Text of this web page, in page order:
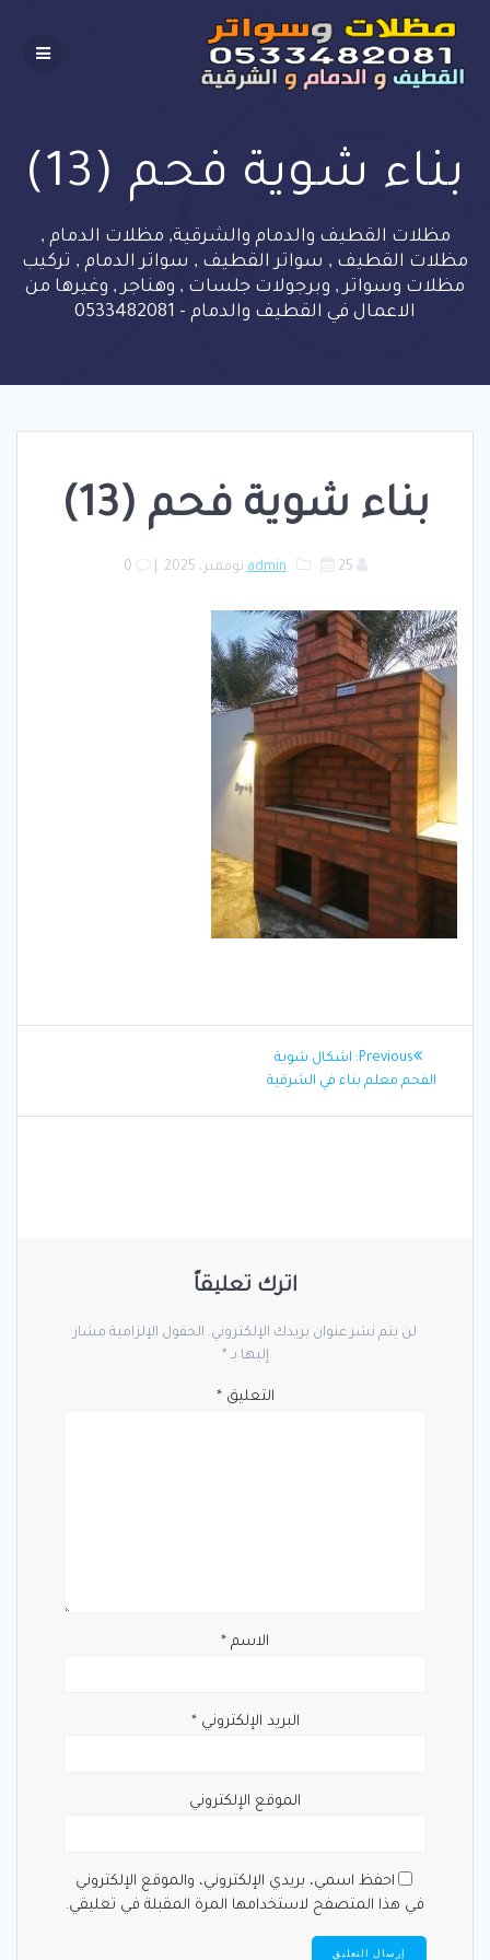
to
content
بناء شوية فحم (13)
مظلات القطيف والدمام والشرقية, مظلات الدمام ,
مظلات القطيف , سواتر القطيف , سواتر الدمام , تركيب
مظلات وسواتر , وبرجولات جلسات , وهناجر , وغيرها من
الاعمال في القطيف والدمام - 0533482081
بناء شوية فحم (13)
admin 25 نوفمبر، 2025 0
تصفّح
المقالات
Previous:
Previous
post:
اشكال شوية
الفحم معلم بناء في الشرقية
اترك تعليقاً
لن يتم نشر عنوان بريدك الإلكتروني. الحقول الإلزامية مشار
إليها بـ *
التعليق*
الاسم *
البريد الإلكتروني*
الموقع الإلكتروني
احفظ اسمي، بريدي الإلكتروني، والموقع الإلكتروني
في هذا المتصفح لاستخدامها المرة المقبلة في تعليقي.